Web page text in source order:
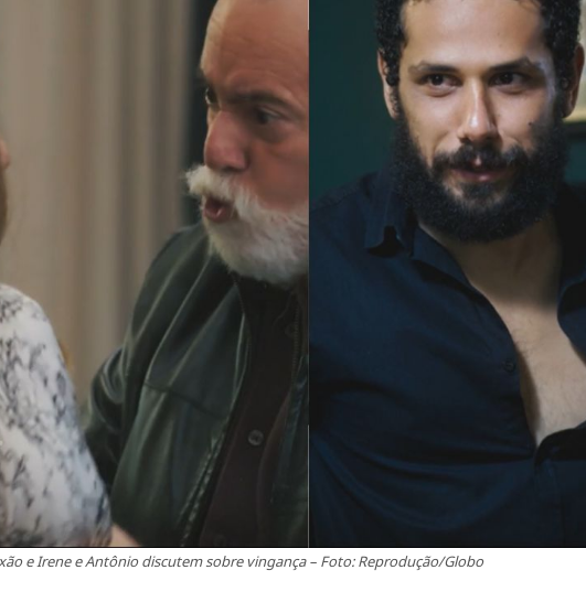
e Irene e Antônio discutem sobre vingança – Foto: Reprodução/Globo